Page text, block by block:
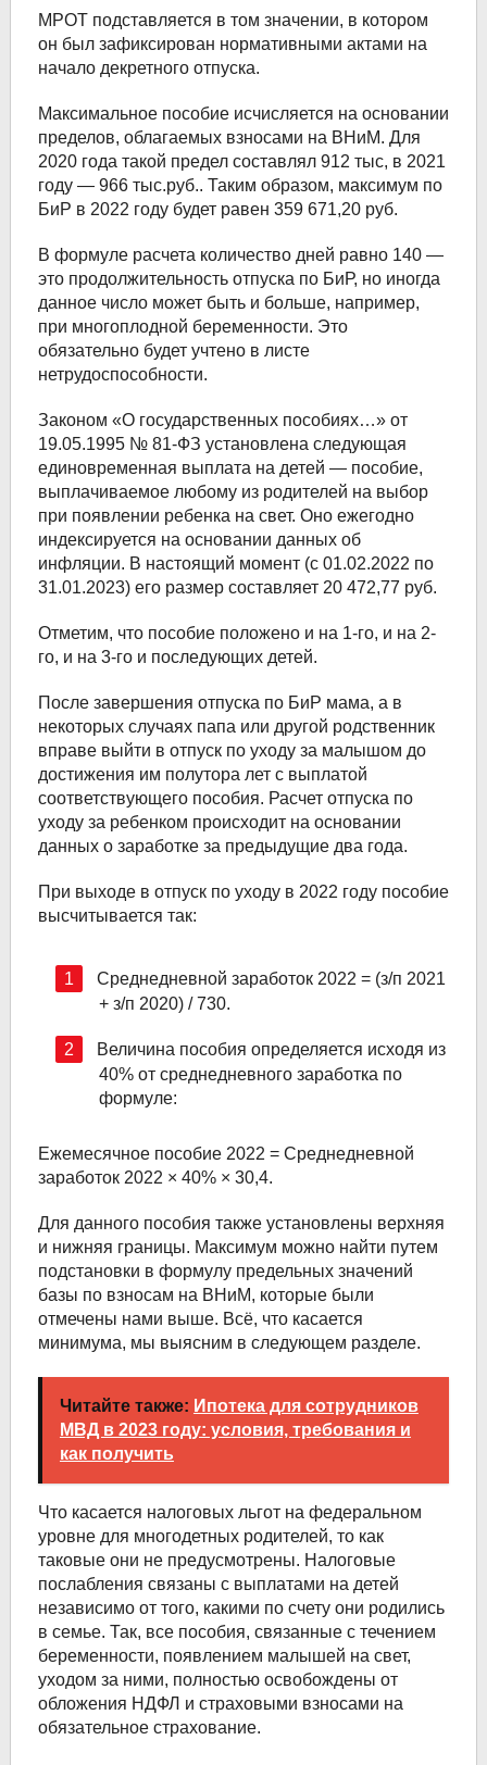
МРОТ подставляется в том значении, в котором
он был зафиксирован нормативными актами на
начало декретного отпуска.
Максимальное пособие исчисляется на основании
пределов, облагаемых взносами на ВНиМ. Для
2020 года такой предел составлял 912 тыс, в 2021
году — 966 тыс.руб.. Таким образом, максимум по
БиР в 2022 году будет равен 359 671,20 руб.
В формуле расчета количество дней равно 140 —
это продолжительность отпуска по БиР, но иногда
данное число может быть и больше, например,
при многоплодной беременности. Это
обязательно будет учтено в листе
нетрудоспособности.
Законом «О государственных пособиях…» от
19.05.1995 № 81-ФЗ установлена следующая
единовременная выплата на детей — пособие,
выплачиваемое любому из родителей на выбор
при появлении ребенка на свет. Оно ежегодно
индексируется на основании данных об
инфляции. В настоящий момент (с 01.02.2022 по
31.01.2023) его размер составляет 20 472,77 руб.
Отметим, что пособие положено и на 1-го, и на 2-
го, и на 3-го и последующих детей.
После завершения отпуска по БиР мама, а в
некоторых случаях папа или другой родственник
вправе выйти в отпуск по уходу за малышом до
достижения им полутора лет с выплатой
соответствующего пособия. Расчет отпуска по
уходу за ребенком происходит на основании
данных о заработке за предыдущие два года.
При выходе в отпуск по уходу в 2022 году пособие
высчитывается так:
Среднедневной заработок 2022 = (з/п 2021
+ з/п 2020) / 730.
Величина пособия определяется исходя из
40% от среднедневного заработка по
формуле:
Ежемесячное пособие 2022 = Среднедневной
заработок 2022 × 40% × 30,4.
Для данного пособия также установлены верхняя
и нижняя границы. Максимум можно найти путем
подстановки в формулу предельных значений
базы по взносам на ВНиМ, которые были
отмечены нами выше. Всё, что касается
минимума, мы выясним в следующем разделе.
Читайте также: Ипотека для сотрудников
МВД в 2023 году: условия, требования и
как получить
Что касается налоговых льгот на федеральном
уровне для многодетных родителей, то как
таковые они не предусмотрены. Налоговые
послабления связаны с выплатами на детей
независимо от того, какими по счету они родились
в семье. Так, все пособия, связанные с течением
беременности, появлением малышей на свет,
уходом за ними, полностью освобождены от
обложения НДФЛ и страховыми взносами на
обязательное страхование.